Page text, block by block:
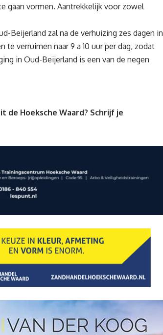
gaan vormen. Aantrekkelijk voor zowel
Beijerland zal na de verhuizing zes dagen in
verruimen naar 9 a 10 uur per dag, zodat
in Oud-Beijerland is een van de negen
de Hoeksche Waard? Schrijf je